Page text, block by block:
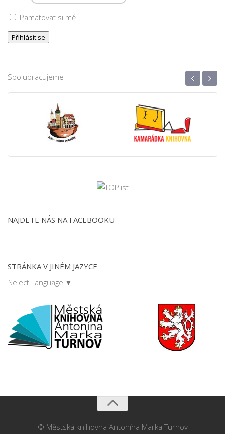
Pamatovat si mě
Spolupracujeme ‹ ›
NAJDETE NÁS NA FACEBOOKU
STRÁNKA V JINÉM JAZYCE
Select Language ▼
© Městská knihovna Antonína Marka Turnov